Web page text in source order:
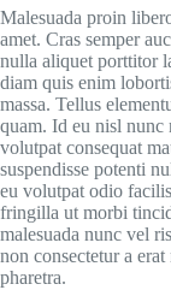
Malesuada proin
amet. Cras semper
nulla aliquet porttitor
diam quis enim
massa. Tellus
quam. Id eu nisl
volutpat consequat
suspendisse potenti
eu volutpat odio
fringilla ut morbi
malesuada nunc vel
non consectetur a
pharetra.